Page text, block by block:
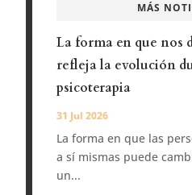
MÁS
La forma en que nos
refleja la evolución
psicoterapia
31 Jul 2026
La forma en que las
a sí mismas puede
un...